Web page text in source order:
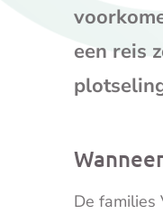
een reis
De families